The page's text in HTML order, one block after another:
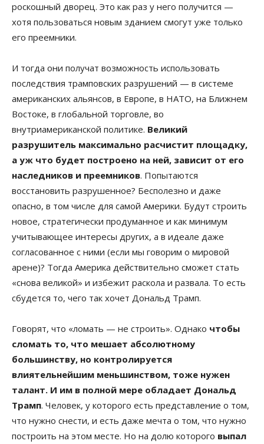
роскошный дворец. Это как раз у него получится —
хотя пользоваться новым зданием смогут уже только
его преемники.
И тогда они получат возможность использовать
последствия трамповских разрушений — в системе
американских альянсов, в Европе, в НАТО, на Ближнем
Востоке, в глобальной торговле, во
внутриамериканской политике. Великий
разрушитель максимально расчистит площадку,
а уж что будет построено на ней, зависит от его
наследников и преемников. Попытаются
восстановить разрушенное? Бесполезно и даже
опасно, в том числе для самой Америки. Будут строить
новое, стратегически продуманное и как минимум
учитывающее интересы других, а в идеале даже
согласованное с ними (если мы говорим о мировой
арене)? Тогда Америка действительно сможет стать
«снова великой» и избежит раскола и развала. То есть
сбудется то, чего так хочет Дональд Трамп.
Говорят, что «ломать — не строить». Однако чтобы
сломать то, что мешает абсолютному
большинству, но контролируется
влиятельнейшим меньшинством, тоже нужен
талант. И им в полной мере обладает Дональд
Трамп. Человек, у которого есть представление о том,
что нужно снести, и есть даже мечта о том, что нужно
построить на этом месте. Но на долю которого выпал